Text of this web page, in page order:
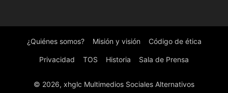
¿Quiénes somos? Misión y visión Código de ética
Privacidad TOS Historia Sala de Prensa
© 2026, xhglc Multimedios Sociales Alternativos